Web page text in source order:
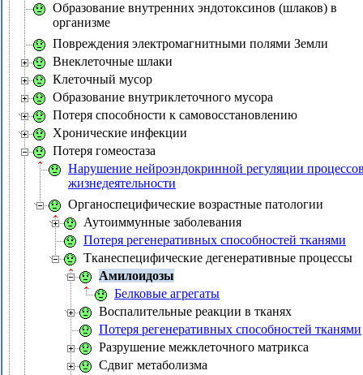
Образование внутренних эндотоксинов (шлаков) в
организме
Повреждения электромагнитными полями Земли
Внеклеточные шлаки
Клеточный мусор
Образование внутриклеточного мусора
Потеря способности к самовосстановлению
Хронические инфекции
Потеря гомеостаза
Нарушение нейроэндокринной регуляции
жизнедеятельности
Органоспецифические возрастные патологии
Аутоиммунные заболевания
Потеря регенеративных способностей тканями
Тканеспецифические дегенеративные процессы
Амилоидозы
Белковые агрегаты
Воспалительные реакции в тканях
Потеря регенеративных способностей тканями
Разрушение межклеточного матрикса
Сдвиг метаболизма